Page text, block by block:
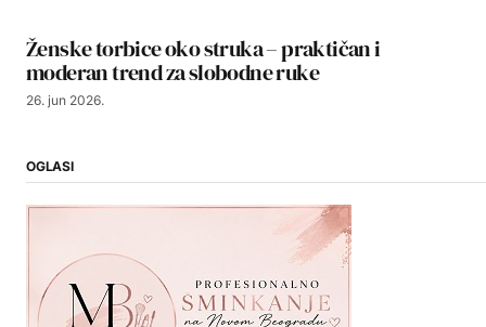
Ženske torbice oko struka – praktičan i
moderan trend za slobodne ruke
26. jun 2026.
OGLASI